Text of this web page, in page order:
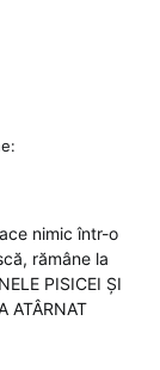
nimic într-o
rămâne la
PISICEI ȘI
ATÂRNAT